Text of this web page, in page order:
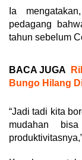
Ia
pedagang
tahun sebelum
BACA JUGA
Bungo Hilang
“Jadi tadi kita
mudahan